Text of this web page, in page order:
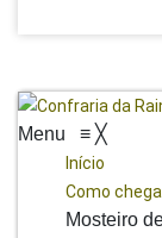
Menu ≡ ╳
Início
Como
Mosteiro